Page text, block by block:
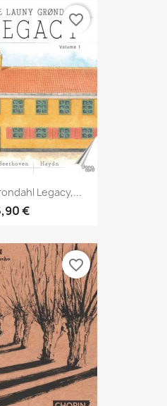
Legacy,...
€
favorite_border
favorite_border